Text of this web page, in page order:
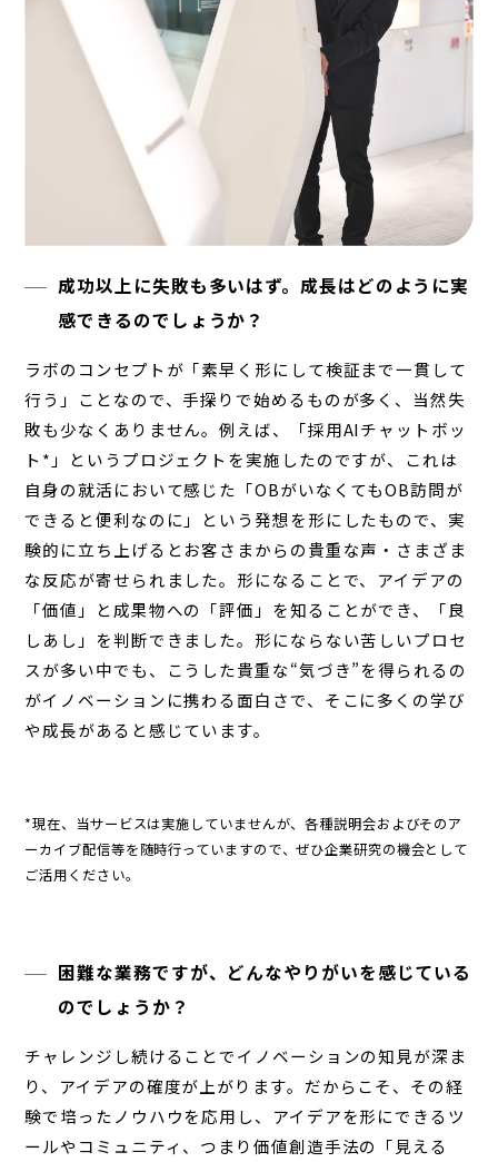
成功以上に失敗も多いはず。成長はどのように実
感できるのでしょうか？
ラボのコンセプトが「素早く形にして検証まで一貫して
行う」ことなので、手探りで始めるものが多く、当然失
敗も少なくありません。例えば、「採用AIチャットボッ
ト*」というプロジェクトを実施したのですが、これは
自身の就活において感じた「OBがいなくてもOB訪問が
できると便利なのに」という発想を形にしたもので、実
験的に立ち上げるとお客さまからの貴重な声・さまざま
な反応が寄せられました。形になることで、アイデアの
「価値」と成果物への「評価」を知ることができ、「良
しあし」を判断できました。形にならない苦しいプロセ
スが多い中でも、こうした貴重な“気づき”を得られるの
がイノベーションに携わる面白さで、そこに多くの学び
や成長があると感じています。
*現在、当サービスは実施していませんが、各種説明会およびそのア
ーカイブ配信等を随時行っていますので、ぜひ企業研究の機会として
ご活用ください。
困難な業務ですが、どんなやりがいを感じている
のでしょうか？
チャレンジし続けることでイノベーションの知見が深ま
り、アイデアの確度が上がります。だからこそ、その経
験で培ったノウハウを応用し、アイデアを形にできるツ
ールやコミュニティ、つまり価値創造手法の「見える